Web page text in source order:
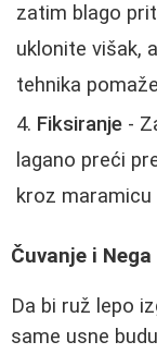
zatim blago
uklonite višak,
tehnika
Fiksiranje -
lagano preći
kroz
Čuvanje i Nega
Da bi ruž lepo
same usne